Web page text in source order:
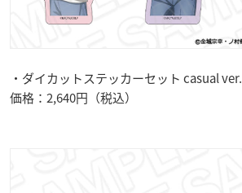
・ダイカットステッカーセット casual ver.
価格：2,640円（税込）